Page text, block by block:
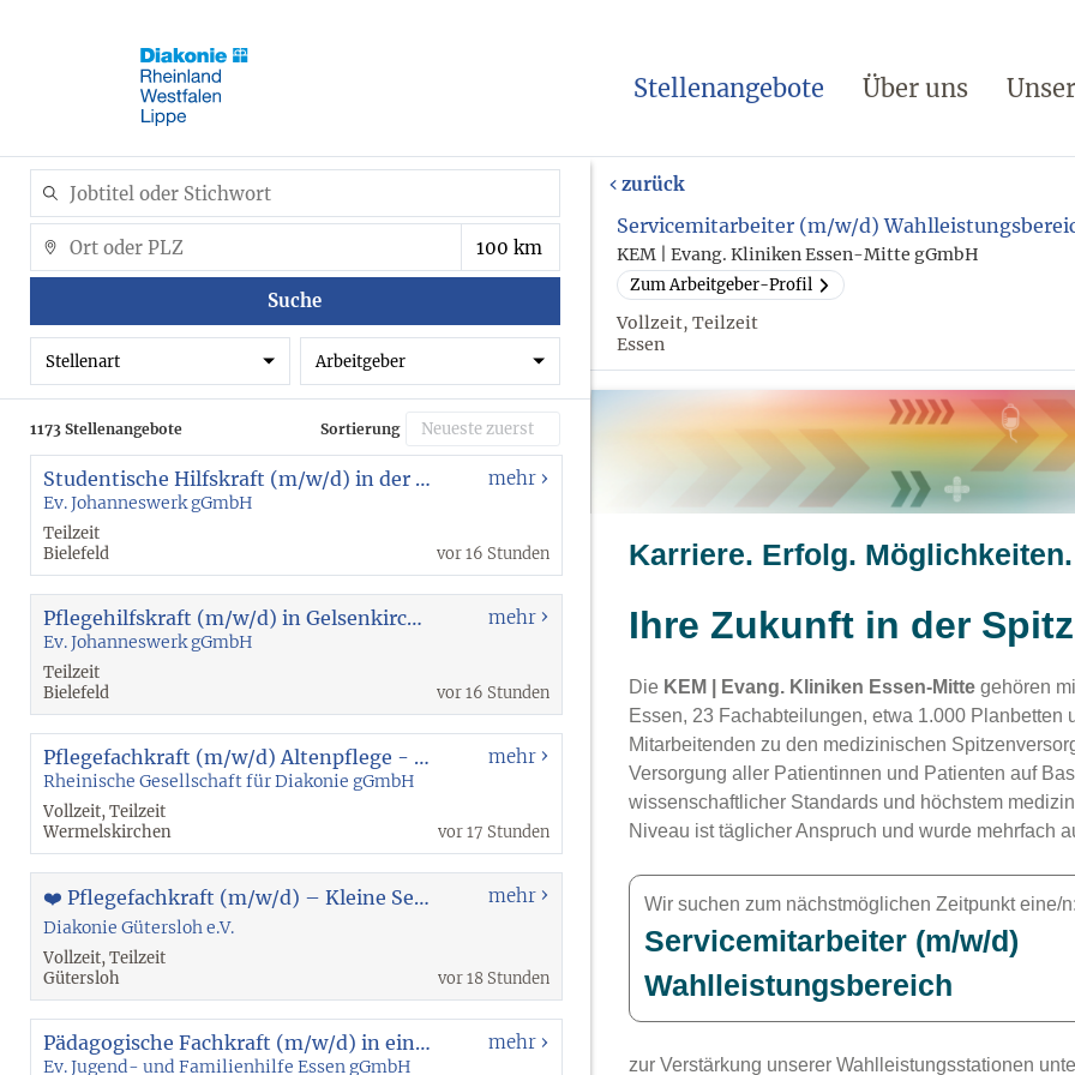
Stellenangebote Über uns
Suche
Stellenart Arbeitgeber
1173 Stellenangebote Sortierung
Studentische Hilfskraft (m/w/d) in der Eingliederungshilfe - Ambulant Betreutes Wohnen Bochum
Ev. Johanneswerk gGmbH
Teilzeit
Bielefeld
mehr
vor 16 Stunden
Pflegehilfskraft (m/w/d) in Gelsenkirchen-Feldmark
Ev. Johanneswerk gGmbH
Teilzeit
Bielefeld
mehr
vor 16 Stunden
Pflegefachkraft (m/w/d) Altenpflege - Wermelskirchen
Rheinische Gesellschaft für Diakonie gGmbH
Vollzeit, Teilzeit
Wermelskirchen
mehr
vor 17 Stunden
❤️ Pflegefachkraft (m/w/d) – Kleine Senioren-WG | 20 - 30 Std. | unbefristet
Diakonie Gütersloh e.V.
Vollzeit, Teilzeit
Gütersloh
mehr
vor 18 Stunden
Pädagogische Fachkraft (m/w/d) in einem stationären Angebot für Jungen
Ev. Jugend- und Familienhilfe Essen gGmbH
mehr
zurück
Servicemitarbeiter (m/w/d)
KEM | Evang. Kliniken Essen-Mitte gGmbH
Zum Arbeitgeber-Profil
Vollzeit, Teilzeit
Essen